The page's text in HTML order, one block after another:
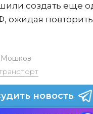
создать еще
ожидая
Мошков
новость